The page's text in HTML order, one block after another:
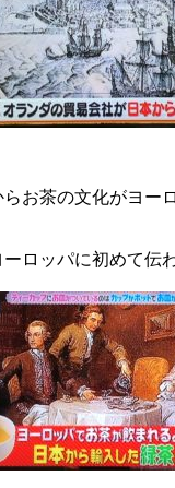
らお茶の文化がヨー
ロッパに初めて伝